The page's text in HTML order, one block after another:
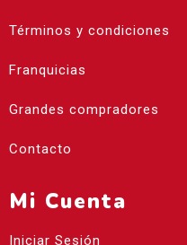
Términos y condiciones
Franquicias
Grandes compradores
Contacto
Mi Cuenta
Iniciar Sesión